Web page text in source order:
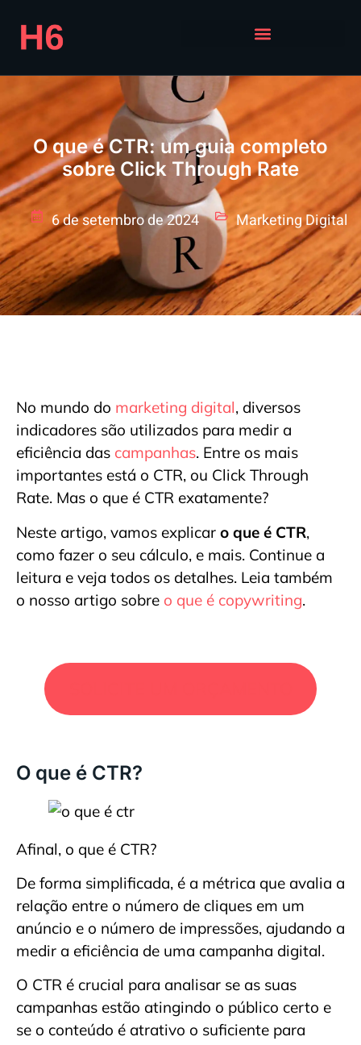
O que é CTR: um guia completo
sobre Click Through Rate
6 de setembro de 2024 Marketing Digital
No mundo do marketing digital, diversos
indicadores são utilizados para medir a
eficiência das campanhas. Entre os mais
importantes está o CTR, ou Click Through
Rate. Mas o que é CTR exatamente?
Neste artigo, vamos explicar o que é CTR,
como fazer o seu cálculo, e mais. Continue a
leitura e veja todos os detalhes. Leia também
o nosso artigo sobre o que é copywriting.
O que é CTR?
Afinal, o que é CTR?
De forma simplificada, é a métrica que avalia a
relação entre o número de cliques em um
anúncio e o número de impressões, ajudando a
medir a eficiência de uma campanha digital.
O CTR é crucial para analisar se as suas
campanhas estão atingindo o público certo e
se o conteúdo é atrativo o suficiente para